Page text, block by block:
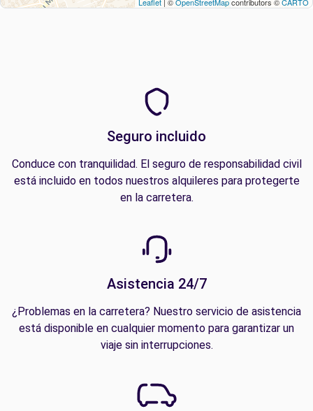
Seguro incluido
Conduce con tranquilidad. El seguro de responsabilidad civil
está incluido en todos nuestros alquileres para protegerte
en la carretera.
Asistencia 24/7
¿Problemas en la carretera? Nuestro servicio de asistencia
está disponible en cualquier momento para garantizar un
viaje sin interrupciones.